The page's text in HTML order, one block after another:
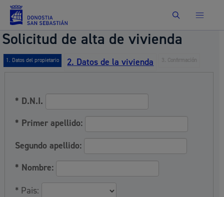
Buscar
Solicitud de alta de vivienda
1. Datos del propietario 2. Datos de la vivienda
* D.N.I.
* Primer apellido:
Segundo apellido:
* Nombre:
* Pais: